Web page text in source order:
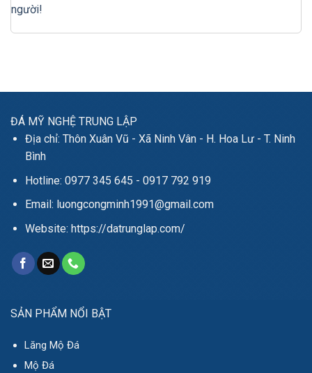
người!
ĐÁ MỸ NGHỆ TRUNG LẬP
Địa chỉ: Thôn Xuân Vũ - Xã Ninh Vân - H. Hoa Lư - T. Ninh
Bình
Hotline: 0977 345 645 - 0917 792 919
Email: luongcongminh1991@gmail.com
Website: https://datrunglap.com/
SẢN PHẨM NỔI BẬT
Lăng Mộ Đá
Mộ Đá